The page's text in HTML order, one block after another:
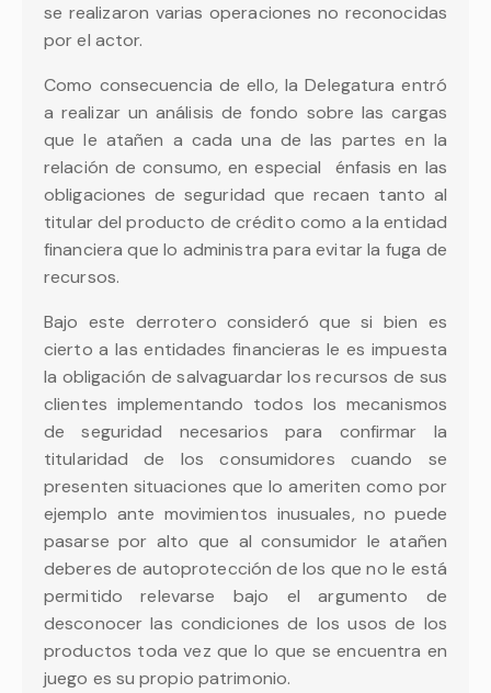
se realizaron varias operaciones no reconocidas
por el actor.
Como consecuencia de ello, la Delegatura entró
a realizar un análisis de fondo sobre las cargas
que le atañen a cada una de las partes en la
relación de consumo, en especial énfasis en las
obligaciones de seguridad que recaen tanto al
titular del producto de crédito como a la entidad
financiera que lo administra para evitar la fuga de
recursos.
Bajo este derrotero consideró que si bien es
cierto a las entidades financieras le es impuesta
la obligación de salvaguardar los recursos de sus
clientes implementando todos los mecanismos
de seguridad necesarios para confirmar la
titularidad de los consumidores cuando se
presenten situaciones que lo ameriten como por
ejemplo ante movimientos inusuales, no puede
pasarse por alto que al consumidor le atañen
deberes de autoprotección de los que no le está
permitido relevarse bajo el argumento de
desconocer las condiciones de los usos de los
productos toda vez que lo que se encuentra en
juego es su propio patrimonio.